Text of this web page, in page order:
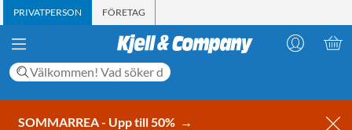
PRIVATPERSON FÖRETAG
SOMMARREA - Upp till 50% →